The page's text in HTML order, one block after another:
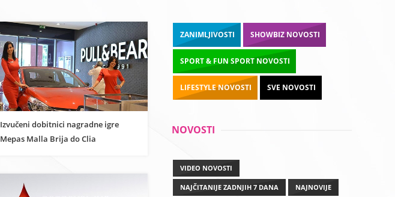
Izvučeni dobitnici nagradne igre
Mepas Malla Brija do Clia
ZANIMLJIVOSTI SHOWBIZ NOVOSTI
SPORT & FUN SPORT NOVOSTI
LIFESTYLE NOVOSTI SVE NOVOSTI
NOVOSTI
VIDEO NOVOSTI
NAJČITANIJE ZADNJIH 7 DANA NAJNOVIJE